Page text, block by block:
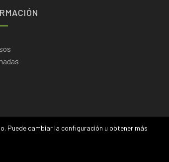
Puede cambiar la configuración u obtener más